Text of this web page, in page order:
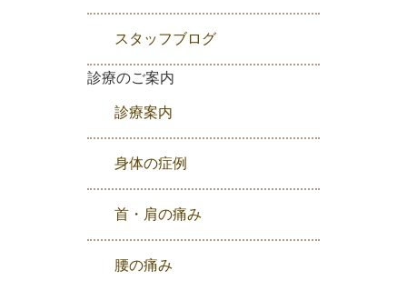
スタッフブログ
診療のご案内
診療案内
身体の症例
首・肩の痛み
腰の痛み